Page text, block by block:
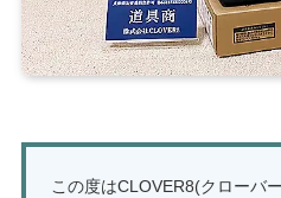
この度はCLOVER8(クローバ